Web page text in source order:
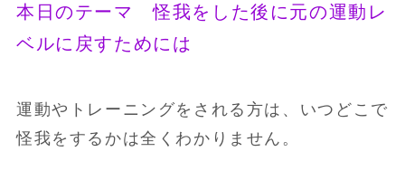
本日のテーマ 怪我をした後に元の運動レ
ベルに戻すためには
運動やトレーニングをされる方は、いつどこで
怪我をするかは全くわかりません。